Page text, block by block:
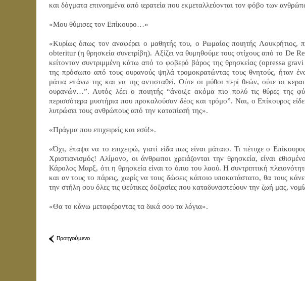
και δόγματα επινοημένα από ιερατεία που εκμεταλλεύονται τον φόβο των
«Μου θύμισες τον Επίκουρο…»
«Κυρίως όπως τον αναφέρει ο μαθητής του, ο Ρωμαίος ποιητής Λουκρήτιος,
obteritur (η θρησκεία συνετρίβη). Αξίζει να θυμηθούμε τους στίχους από το De
κείτονταν συντριμμένη κάτω από το φοβερό βάρος της θρησκείας (opressa gravi
της πρόσωπο από τους ουρανούς ψηλά τρομοκρατώντας τους θνητούς, ήταν
μάτια επάνω της και να της αντισταθεί. Ούτε οι μύθοι περί θεών, ούτε οι
ουρανών…”. Αυτός λέει ο ποιητής “άνοιξε ακόμα πιο πολύ τις θύρες της
περισσότερα μυστήρια που προκαλούσαν δέος και τρόμο”. Ναι, ο Επίκουρος
λυτρώσει τους ανθρώπους από την καταπίεσή της».
«Πράγμα που επιχειρείς και εσύ!».
«Όχι, έπαψα να το επιχειρώ, γιατί είδα πως είναι μάταιο. Τι πέτυχε ο
Χριστιανισμός! Αλίμονο, οι άνθρωποι χρειάζονται την θρησκεία, είναι
Κάρολος Μαρξ, ότι η θρησκεία είναι το όπιο του λαού. Η συντριπτική
και αν τους το πάρεις, χωρίς να τους δώσεις κάποιο υποκατάστατο, θα τους
την στήλη σου όλες τις ψεύτικες δοξασίες που καταδυναστεύουν την ζωή μας,
«Θα το κάνω μεταφέροντας τα δικά σου τα λόγια».
Προηγούμενο